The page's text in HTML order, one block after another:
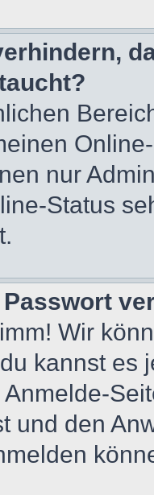
nur
Status
Wir
kannst es
und den